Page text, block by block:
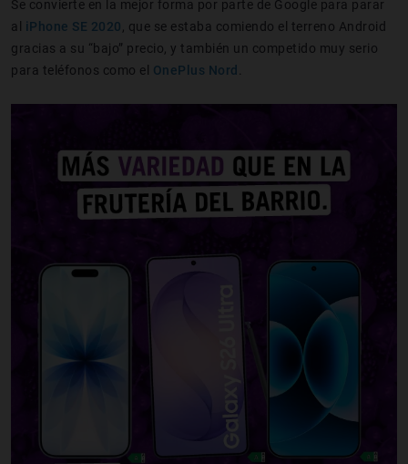
Se convierte en la mejor forma por parte de Google para parar
al iPhone SE 2020, que se estaba comiendo el terreno Android
gracias a su “bajo” precio, y también un competido muy serio
para teléfonos como el OnePlus Nord .